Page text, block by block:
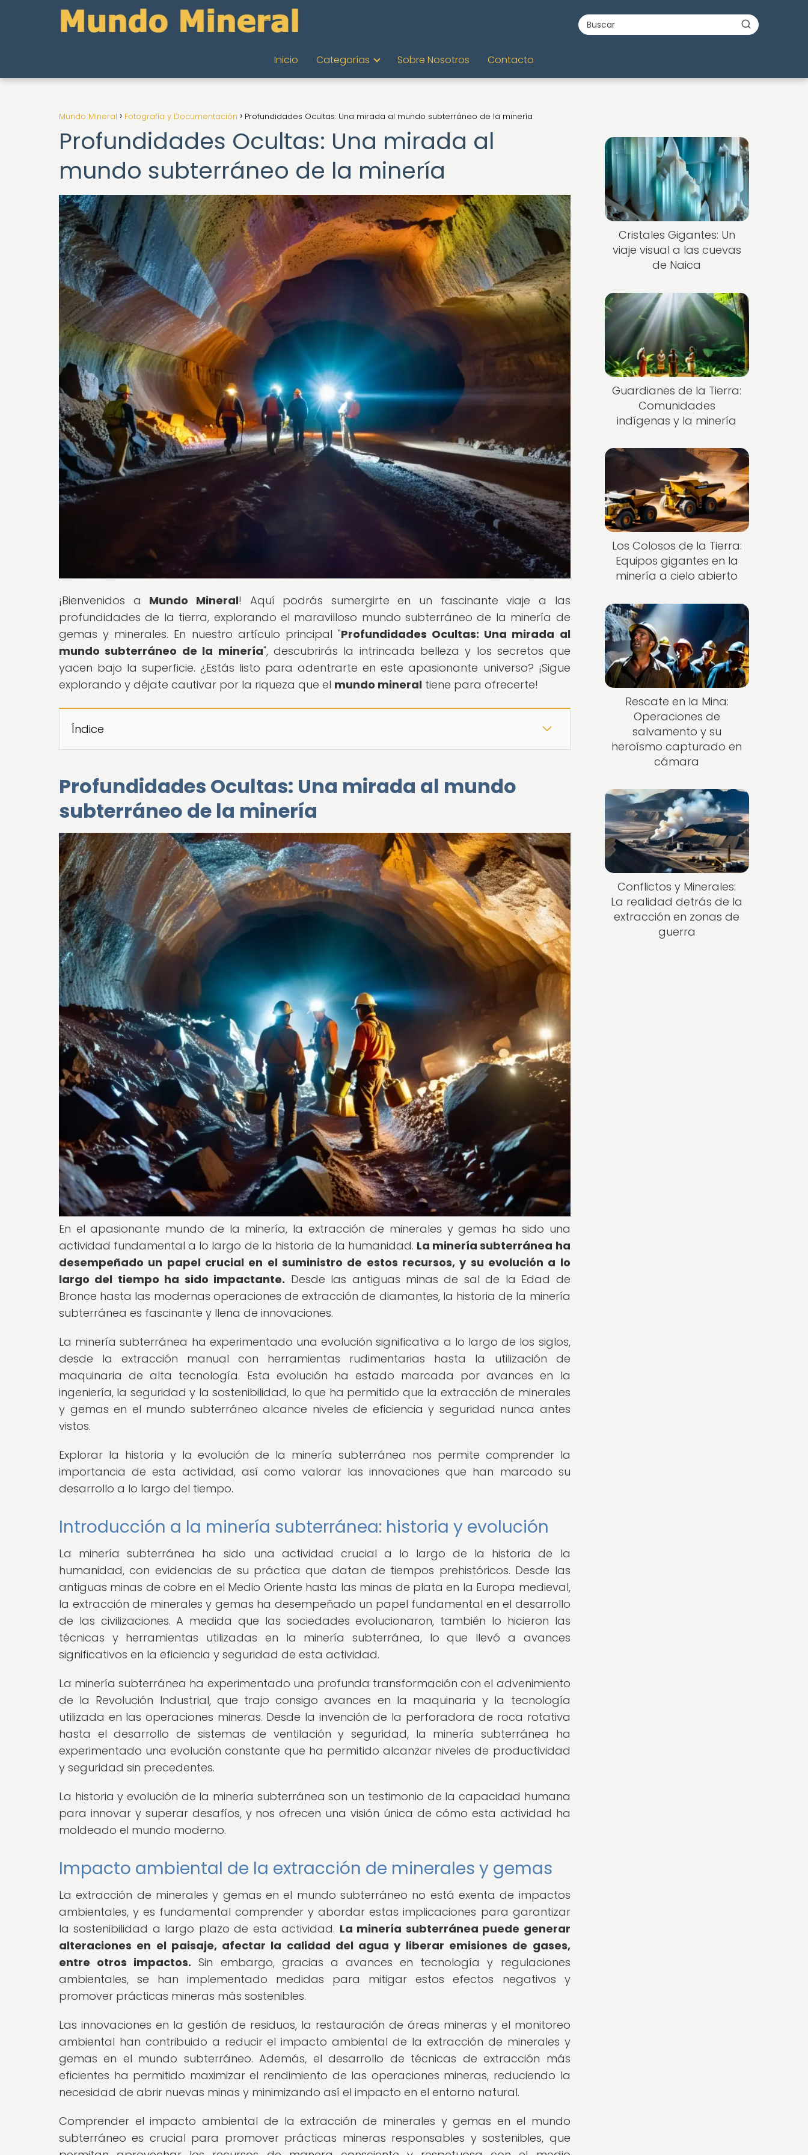
Inicio Categorías Sobre Nosotros Contacto
Mundo Mineral Fotografía y Documentación Profundidades Ocultas: Una mirada al mundo subterráneo de la minería
Profundidades Ocultas: Una mirada al
mundo subterráneo de la minería
¡Bienvenidos a Mundo Mineral! Aquí podrás sumergirte en un fascinante viaje a las
profundidades de la tierra, explorando el maravilloso mundo subterráneo de la minería de
gemas y minerales. En nuestro artículo principal "Profundidades Ocultas: Una mirada al
mundo subterráneo de la minería", descubrirás la intrincada belleza y los secretos que
yacen bajo la superficie. ¿Estás listo para adentrarte en este apasionante universo? ¡Sigue
explorando y déjate cautivar por la riqueza que el mundo mineral tiene para ofrecerte!
Índice
Profundidades Ocultas: Una mirada al mundo
subterráneo de la minería
En el apasionante mundo de la minería, la extracción de minerales y gemas ha sido una
actividad fundamental a lo largo de la historia de la humanidad. La minería subterránea ha
desempeñado un papel crucial en el suministro de estos recursos, y su evolución a lo
largo del tiempo ha sido impactante. Desde las antiguas minas de sal de la Edad de
Bronce hasta las modernas operaciones de extracción de diamantes, la historia de la minería
subterránea es fascinante y llena de innovaciones.
La minería subterránea ha experimentado una evolución significativa a lo largo de los siglos,
desde la extracción manual con herramientas rudimentarias hasta la utilización de
maquinaria de alta tecnología. Esta evolución ha estado marcada por avances en la
ingeniería, la seguridad y la sostenibilidad, lo que ha permitido que la extracción de minerales
y gemas en el mundo subterráneo alcance niveles de eficiencia y seguridad nunca antes
vistos.
Explorar la historia y la evolución de la minería subterránea nos permite comprender la
importancia de esta actividad, así como valorar las innovaciones que han marcado su
desarrollo a lo largo del tiempo.
Introducción a la minería subterránea: historia y evolución
La minería subterránea ha sido una actividad crucial a lo largo de la historia de la
humanidad, con evidencias de su práctica que datan de tiempos prehistóricos. Desde las
antiguas minas de cobre en el Medio Oriente hasta las minas de plata en la Europa medieval,
la extracción de minerales y gemas ha desempeñado un papel fundamental en el desarrollo
de las civilizaciones. A medida que las sociedades evolucionaron, también lo hicieron las
técnicas y herramientas utilizadas en la minería subterránea, lo que llevó a avances
significativos en la eficiencia y seguridad de esta actividad.
La minería subterránea ha experimentado una profunda transformación con el advenimiento
de la Revolución Industrial, que trajo consigo avances en la maquinaria y la tecnología
utilizada en las operaciones mineras. Desde la invención de la perforadora de roca rotativa
hasta el desarrollo de sistemas de ventilación y seguridad, la minería subterránea ha
experimentado una evolución constante que ha permitido alcanzar niveles de productividad
y seguridad sin precedentes.
La historia y evolución de la minería subterránea son un testimonio de la capacidad humana
para innovar y superar desafíos, y nos ofrecen una visión única de cómo esta actividad ha
moldeado el mundo moderno.
Impacto ambiental de la extracción de minerales y gemas
La extracción de minerales y gemas en el mundo subterráneo no está exenta de impactos
ambientales, y es fundamental comprender y abordar estas implicaciones para garantizar
la sostenibilidad a largo plazo de esta actividad. La minería subterránea puede generar
alteraciones en el paisaje, afectar la calidad del agua y liberar emisiones de gases,
entre otros impactos. Sin embargo, gracias a avances en tecnología y regulaciones
ambientales, se han implementado medidas para mitigar estos efectos negativos y
promover prácticas mineras más sostenibles.
Las innovaciones en la gestión de residuos, la restauración de áreas mineras y el monitoreo
ambiental han contribuido a reducir el impacto ambiental de la extracción de minerales y
gemas en el mundo subterráneo. Además, el desarrollo de técnicas de extracción más
eficientes ha permitido maximizar el rendimiento de las operaciones mineras, reduciendo la
necesidad de abrir nuevas minas y minimizando así el impacto en el entorno natural.
Comprender el impacto ambiental de la extracción de minerales y gemas en el mundo
subterráneo es crucial para promover prácticas mineras responsables y sostenibles, que
Cristales Gigantes: Un
viaje visual a las cuevas
de Naica
Guardianes de la Tierra:
Comunidades
indígenas y la minería
Los Colosos de la Tierra:
Equipos gigantes en la
minería a cielo abierto
Rescate en la Mina:
Operaciones de
salvamento y su
heroísmo capturado en
cámara
Conflictos y Minerales:
La realidad detrás de la
extracción en zonas de
guerra